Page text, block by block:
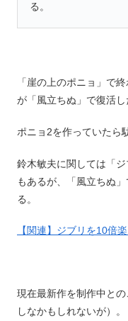
る。
「崖の上のポニョ」で
が「風立ちぬ」で復活し
ポニョ2を作っていたら
鈴木敏夫に関しては「
もあるが、「風立ちぬ
る。
【関連】ジブリを10倍
現在最新作を制作中と
しなかもしれないが）。